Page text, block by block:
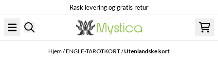
Rask levering og gratis retur
Hjem/ENGLE-TAROTKORT/Utenlandske kort